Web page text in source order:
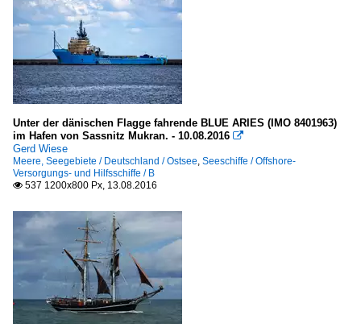
Unter der dänischen Flagge fahrende BLUE ARIES (IMO 8401963)
im Hafen von Sassnitz Mukran. - 10.08.2016 
Gerd Wiese
Meere, Seegebiete / Deutschland / Ostsee, Seeschiffe / Offshore-
Versorgungs- und Hilfsschiffe / B
 537 1200x800 Px, 13.08.2016